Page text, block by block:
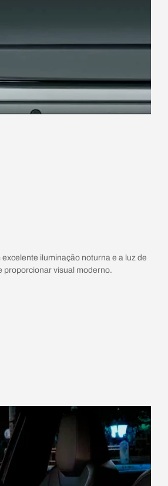
iluminação noturna e a luz de
proporcionar visual moderno.